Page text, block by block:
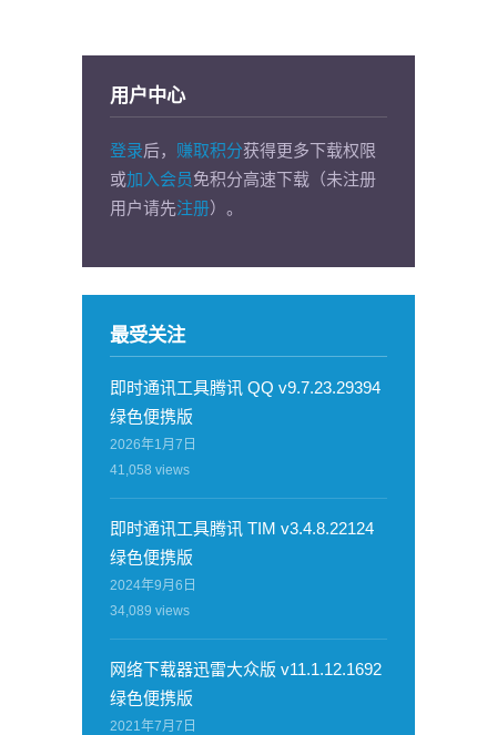
用户中心
登录后， 赚取积分获得更多下载权限
或加入会员免积分高速下载（未注册
用户请先注册）。
最受关注
即时通讯工具腾讯 QQ v9.7.23.29394
绿色便携版
2026年1月7日
41,058 views
即时通讯工具腾讯 TIM v3.4.8.22124
绿色便携版
2024年9月6日
34,089 views
网络下载器迅雷大众版 v11.1.12.1692
绿色便携版
2021年7月7日